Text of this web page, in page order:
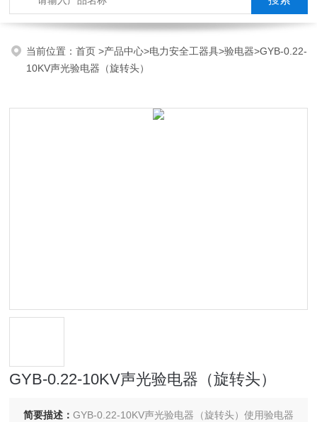
当前位置：首页>产品中心>电力安全工器具>验电器>GYB-0.22-
10KV声光验电器（旋转头）
GYB-0.22-10KV声光验电器（旋转头）
简要描述：GYB-0.22-10KV声光验电器（旋转头）使用验电器